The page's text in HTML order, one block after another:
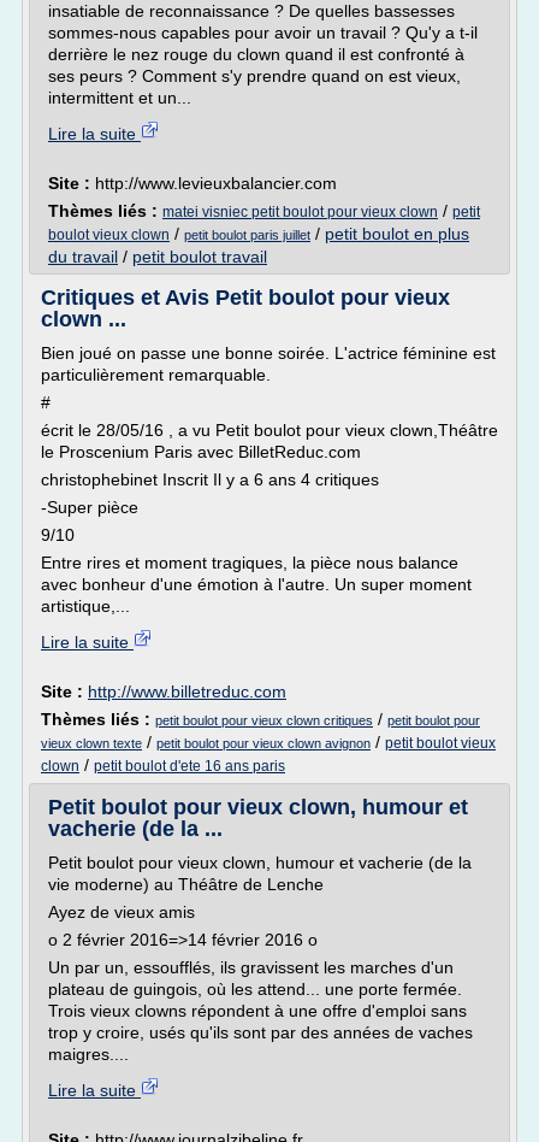
insatiable de reconnaissance ? De quelles bassesses
sommes-nous capables pour avoir un travail ? Qu'y a t-il
derrière le nez rouge du clown quand il est confronté à
ses peurs ? Comment s'y prendre quand on est vieux,
intermittent et un...
Lire la suite
Site : http://www.levieuxbalancier.com
Thèmes liés : matei visniec petit boulot pour vieux clown / petit
boulot vieux clown / petit boulot paris juillet / petit boulot en plus
du travail / petit boulot travail
Critiques et Avis Petit boulot pour vieux
clown ...
Bien joué on passe une bonne soirée. L'actrice féminine est
particulièrement remarquable.
#
écrit le 28/05/16 , a vu Petit boulot pour vieux clown,Théâtre
le Proscenium Paris avec BilletReduc.com
christophebinet Inscrit Il y a 6 ans 4 critiques
-Super pièce
9/10
Entre rires et moment tragiques, la pièce nous balance
avec bonheur d'une émotion à l'autre. Un super moment
artistique,...
Lire la suite
Site : http://www.billetreduc.com
Thèmes liés : petit boulot pour vieux clown critiques / petit boulot pour
vieux clown texte / petit boulot pour vieux clown avignon / petit boulot vieux
clown / petit boulot d'ete 16 ans paris
Petit boulot pour vieux clown, humour et
vacherie (de la ...
Petit boulot pour vieux clown, humour et vacherie (de la
vie moderne) au Théâtre de Lenche
Ayez de vieux amis
o 2 février 2016=>14 février 2016 o
Un par un, essoufflés, ils gravissent les marches d'un
plateau de guingois, où les attend... une porte fermée.
Trois vieux clowns répondent à une offre d'emploi sans
trop y croire, usés qu'ils sont par des années de vaches
maigres....
Lire la suite